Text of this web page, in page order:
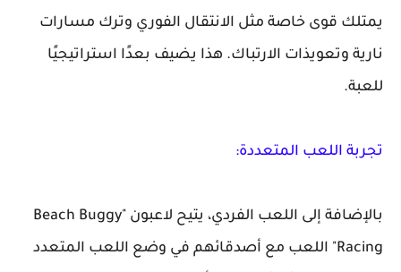
يمتلك قوى خاصة مثل الانتقال الفوري وترك مسارات
نارية وتعويذات الارتباك. هذا يضيف بعدًا استراتيجيًا
للعبة.
تجربة اللعب المتعددة:
بالإضافة إلى اللعب الفردي، يتيح لاعبون "Beach Buggy
Racing" اللعب مع أصدقائهم في وضع اللعب المتعدد